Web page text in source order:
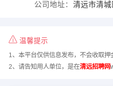
公司地址： 清远市清
温馨提示
1、本平台仅供信息发布，不会收取押
2、请告知用人单位，是在清远招聘网